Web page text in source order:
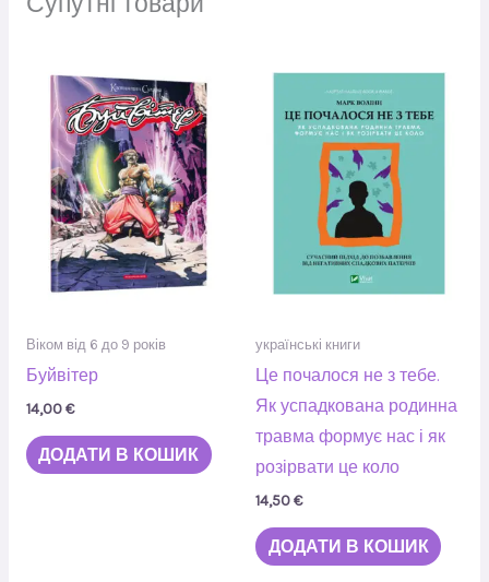
Віком від 6 до 9 років
Буйвітер
14,00€
ДОДАТИ В КОШИК
українські книги
Це почалося не з тебе.
Як успадкована родинна
травма формує нас і як
розірвати це коло
14,50€
ДОДАТИ В КОШИК